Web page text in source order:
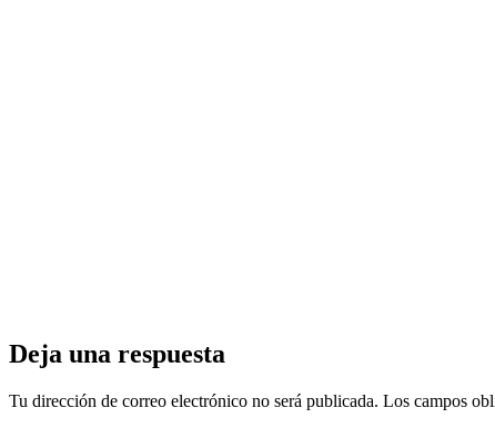
Deja una respuesta
Tu dirección de correo electrónico no será publicada. Los campos